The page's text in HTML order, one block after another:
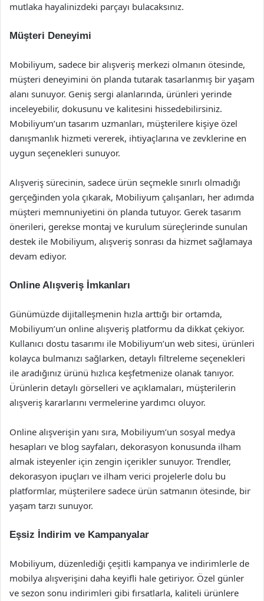
mutlaka hayalinizdeki parçayı bulacaksınız.
Müşteri Deneyimi
Mobiliyum, sadece bir alışveriş merkezi olmanın ötesinde,
müşteri deneyimini ön planda tutarak tasarlanmış bir yaşam
alanı sunuyor. Geniş sergi alanlarında, ürünleri yerinde
inceleyebilir, dokusunu ve kalitesini hissedebilirsiniz.
Mobiliyum’un tasarım uzmanları, müşterilere kişiye özel
danışmanlık hizmeti vererek, ihtiyaçlarına ve zevklerine en
uygun seçenekleri sunuyor.
Alışveriş sürecinin, sadece ürün seçmekle sınırlı olmadığı
gerçeğinden yola çıkarak, Mobiliyum çalışanları, her adımda
müşteri memnuniyetini ön planda tutuyor. Gerek tasarım
önerileri, gerekse montaj ve kurulum süreçlerinde sunulan
destek ile Mobiliyum, alışveriş sonrası da hizmet sağlamaya
devam ediyor.
Online Alışveriş İmkanları
Günümüzde dijitalleşmenin hızla arttığı bir ortamda,
Mobiliyum’un online alışveriş platformu da dikkat çekiyor.
Kullanıcı dostu tasarımı ile Mobiliyum’un web sitesi, ürünleri
kolayca bulmanızı sağlarken, detaylı filtreleme seçenekleri
ile aradığınız ürünü hızlıca keşfetmenize olanak tanıyor.
Ürünlerin detaylı görselleri ve açıklamaları, müşterilerin
alışveriş kararlarını vermelerine yardımcı oluyor.
Online alışverişin yanı sıra, Mobiliyum’un sosyal medya
hesapları ve blog sayfaları, dekorasyon konusunda ilham
almak isteyenler için zengin içerikler sunuyor. Trendler,
dekorasyon ipuçları ve ilham verici projelerle dolu bu
platformlar, müşterilere sadece ürün satmanın ötesinde, bir
yaşam tarzı sunuyor.
Eşsiz İndirim ve Kampanyalar
Mobiliyum, düzenlediği çeşitli kampanya ve indirimlerle de
mobilya alışverişini daha keyifli hale getiriyor. Özel günler
ve sezon sonu indirimleri gibi fırsatlarla, kaliteli ürünlere